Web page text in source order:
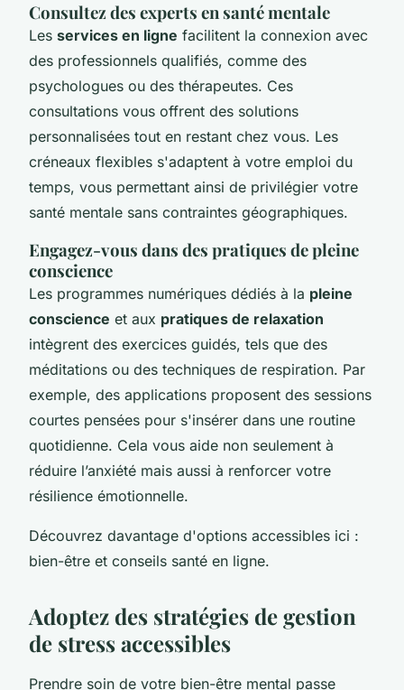
Consultez des experts en santé mentale
Les services en ligne facilitent la connexion avec
des professionnels qualifiés, comme des
psychologues ou des thérapeutes. Ces
consultations vous offrent des solutions
personnalisées tout en restant chez vous. Les
créneaux flexibles s'adaptent à votre emploi du
temps, vous permettant ainsi de privilégier votre
santé mentale sans contraintes géographiques.
Engagez-vous dans des pratiques de pleine
conscience
Les programmes numériques dédiés à la pleine
conscience et aux pratiques de relaxation
intègrent des exercices guidés, tels que des
méditations ou des techniques de respiration. Par
exemple, des applications proposent des sessions
courtes pensées pour s'insérer dans une routine
quotidienne. Cela vous aide non seulement à
réduire l’anxiété mais aussi à renforcer votre
résilience émotionnelle.
Découvrez davantage d'options accessibles ici :
bien-être et conseils santé en ligne.
Adoptez des stratégies de gestion
de stress accessibles
Prendre soin de votre bien-être mental passe